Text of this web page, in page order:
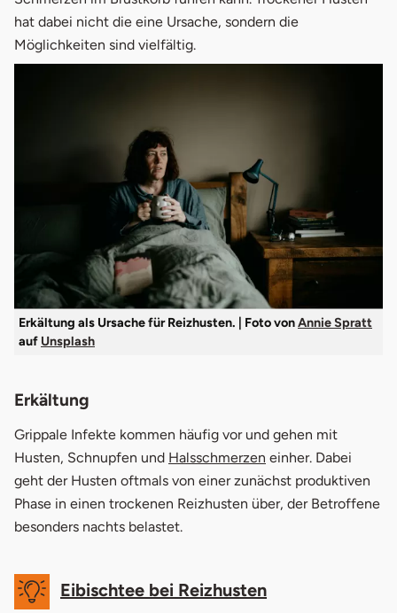
hat dabei nicht die eine Ursache, sondern die
Möglichkeiten sind vielfältig.
Erkältung als Ursache für Reizhusten. | Foto vonAnnie Spratt
auf Unsplash
Erkältung
Grippale Infekte kommen häufig vor und gehen mit
Husten, Schnupfen und Halsschmerzen einher. Dabei
geht der Husten oftmals von einer zunächst produktiven
Phase in einen trockenen Reizhusten über, der Betroffene
besonders nachts belastet.
Eibischtee bei Reizhusten